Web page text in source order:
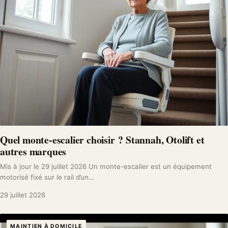
Quel monte-escalier choisir ? Stannah, Otolift et
autres marques
Mis à jour le 29 juillet 2026 Un monte-escalier est un équipement
motorisé fixé sur le rail d’un…
29 juillet 2026
MAINTIEN À DOMICILE